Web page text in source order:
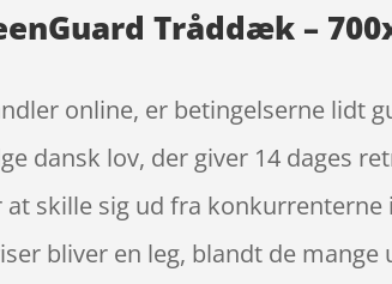
Tråddæk –
online, er betingelserne lidt
dansk lov, der giver 14 dages
skille sig ud fra
bliver en leg, blandt de